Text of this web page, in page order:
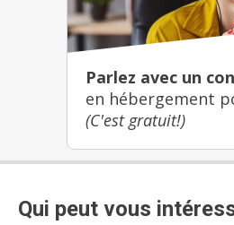
Parlez avec un
en hébergement
(C'est gratuit!)
Qui peut vous